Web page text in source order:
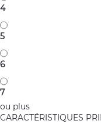
4
5
6
7
ou plus
CARACTÉRISTIQUES